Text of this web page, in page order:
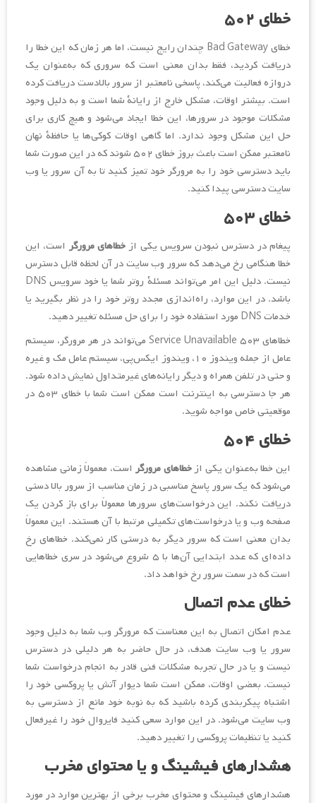
خطای ۵۰۲
خطای Bad Gateway چندان رایج نیست، اما هر زمان که این خطا را
دریافت کردید، فقط بدان معنی است که سروری که به‌عنوان یک
دروازه فعالیت می‌کند، پاسخی نامعتبر از سرور بالادست دریافت کرده
است. بیشتر اوقات، مشکل خارج از رایانۀ شما است و به دلیل وجود
مشکلات موجود در سرورها، این خطا ایجاد می‌شود و هیچ کاری برای
حل این مشکل وجود ندارد. اما گاهی اوقات کوکی‌ها یا حافظۀ نهان
نامعتبر ممکن است باعث بروز خطای ۵۰۲ شوند که در این صورت شما
باید دسترسی خود را به مرورگر خود تمیز کنید تا به آن سرور یا وب
سایت دسترسی پیدا کنید.
خطای ۵۰۳
پیغام در دسترس نبودن سرویس یکی ازخطاهای مرورگر است، این
خطا هنگامی رخ می‌دهد که سرور وب سایت در آن لحظه قابل دسترس
نیست. دلیل این امر می‌تواند مسئلۀ روتر شما یا خود سرویس DNS
باشد. در این موارد، راه‌اندازی مجدد روتر خود را در نظر بگیرید یا
خدمات DNS مورد استفاده خود را برای حل مسئله تغییر دهید.
خطاهای ۵۰۳ Service Unavailable می‌تواند در هر مرورگر، سیستم
عامل از جمله ویندوز ۱۰، ویندوز ایکس‌پی، سیستم عامل مک و غیره
و حتی در تلفن همراه و دیگر رایانه‌های غیرمتداول نمایش داده شود.
هر جا دسترسی به اینترنت است ممکن است شما با خطای ۵۰۳ در
موقعیتی خاص مواجه شوید.
خطای ۵۰۴
این خطا به‌عنوان یکی ازخطاهای مرورگر است، معمولاً زمانی مشاهده
می‌شود که یک سرور پاسخ مناسبی در زمان مناسب از سرور بالا دستی
دریافت نکند. این درخواست‌های سرورها معمولاً برای باز کردن یک
صفحه وب و یا درخواست‌های تکمیلی مرتبط با آن هستند. این معمولاً
بدان معنی است که سرور دیگر به درستی کار نمی‌کند. خطاهای رخ
داده‌ای که عدد ابتدایی آن‌ها با ۵ شروع می‌شود در سری خطاهایی
است که در سمت سرور رخ خواهد داد.
خطای عدم اتصال
عدم امکان اتصال به این معناست که مرورگر وب شما به دلیل وجود
سرور یا وب سایت هدف، در حال حاضر به هر دلیلی در دسترس
نیست و یا در حال تجربه مشکلات فنی قادر به انجام درخواست شما
نیست. بعضی اوقات، ممکن است شما دیوار آتش یا پروکسی خود را
اشتباه پیکربندی کرده باشید که به نوبه خود مانع از دسترسی به
وب سایت می‌شود. در این موارد سعی کنید فایروال خود را غیرفعال
کنید یا تنظیمات پروکسی را تغییر دهید.
هشدارهای فیشینگ و یا محتوای مخرب
هشدارهای فیشینگ و محتوای مخرب برخی از بهترین موارد در مورد